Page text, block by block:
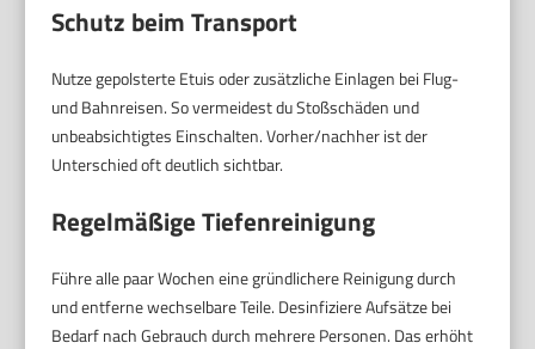
Schutz beim Transport
Nutze gepolsterte Etuis oder zusätzliche Einlagen bei Flug-
und Bahnreisen. So vermeidest du Stoßschäden und
unbeabsichtigtes Einschalten. Vorher/nachher ist der
Unterschied oft deutlich sichtbar.
Regelmäßige Tiefenreinigung
Führe alle paar Wochen eine gründlichere Reinigung durch
und entferne wechselbare Teile. Desinfiziere Aufsätze bei
Bedarf nach Gebrauch durch mehrere Personen. Das erhöht